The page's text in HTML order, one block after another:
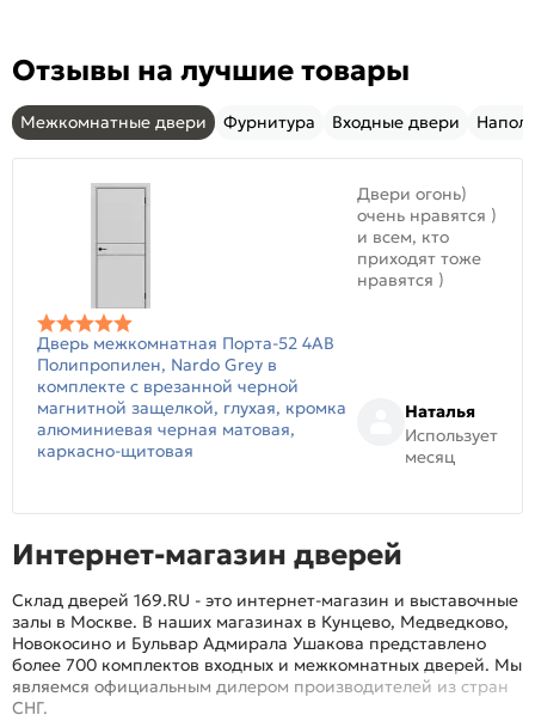
Отзывы на лучшие товары
Межкомнатные двери Фурнитура Входные двери
Дверь межкомнатная Порта-52 4AB
Полипропилен, Nardo Grey в
комплекте с врезанной черной
магнитной защелкой, глухая, кромка
алюминиевая черная матовая,
каркасно-щитовая
Двери огонь)
очень нравятся )
и всем, кто
приходят тоже
нравятся )
Наталья
Использует
месяц
Интернет-магазин дверей
Склад дверей 169.RU - это интернет-магазин и выставочные
залы в Москве. В наших магазинах в Кунцево, Медведково,
Новокосино и Бульвар Адмирала Ушакова представлено
более 700 комплектов входных и межкомнатных дверей. Мы
являемся официальным дилером производителей из стран
СНГ.